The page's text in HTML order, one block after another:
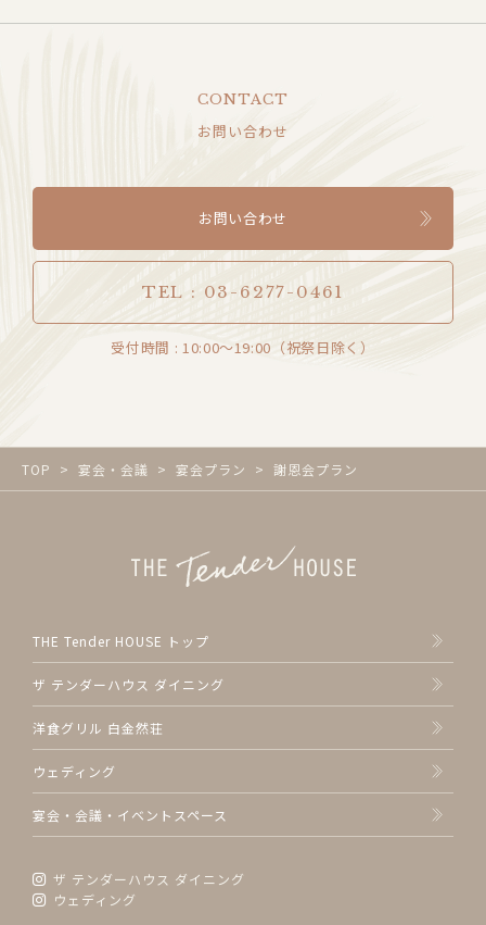
CONTACT
お問い合わせ
お問い合わせ
TEL : 03-6277-0461
受付時間 : 10:00～19:00（祝祭日除く）
TOP 宴会・会議 宴会プラン 謝恩会プラン
THE Tender HOUSE トップ
ザ テンダーハウス ダイニング
洋食グリル 白金然荘
ウェディング
宴会・会議・イベントスペース
ザ テンダーハウス ダイニング
ウェディング